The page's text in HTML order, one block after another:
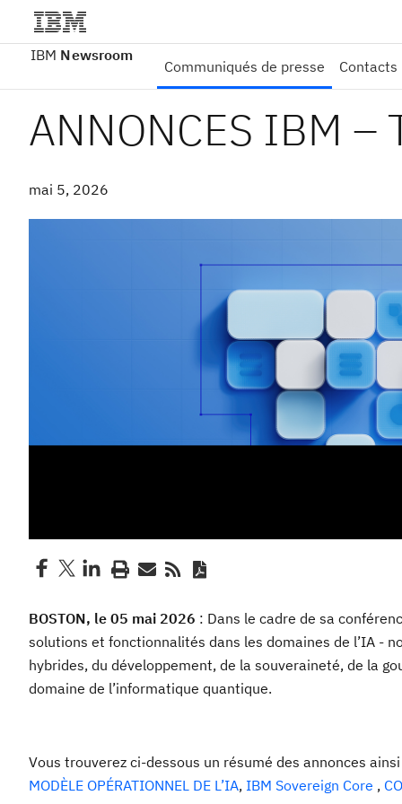
IBM Newsroom
Communiqués de presse Contacts
ANNONCES IBM
mai 5, 2026
BOSTON, le 05 mai 2026 : Dans le cadre de sa
solutions et fonctionnalités dans les domaines de l’IA -
hybrides, du développement, de la souveraineté, de la
domaine de l’informatique quantique.
Vous trouverez ci-dessous un résumé des annonces
MODÈLE OPÉRATIONNEL DE L’IA, IBM Sovereign Core ,